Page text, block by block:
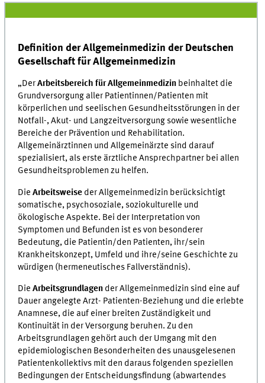
Definition der Allgemeinmedizin der Deutschen
Gesellschaft für Allgemeinmedizin
„DerArbeitsbereich für Allgemeinmedizin beinhaltet die
Grundversorgung aller Patientinnen/Patienten mit
körperlichen und seelischen Gesundheitsstörungen in der
Notfall-, Akut- und Langzeitversorgung sowie wesentliche
Bereiche der Prävention und Rehabilitation.
Allgemeinärztinnen und Allgemeinärzte sind darauf
spezialisiert, als erste ärztliche Ansprechpartner bei allen
Gesundheitsproblemen zu helfen.
DieArbeitsweise der Allgemeinmedizin berücksichtigt
somatische, psychosoziale, soziokulturelle und
ökologische Aspekte. Bei der Interpretation von
Symptomen und Befunden ist es von besonderer
Bedeutung, die Patientin/den Patienten, ihr/sein
Krankheitskonzept, Umfeld und ihre/seine Geschichte zu
würdigen (hermeneutisches Fallverständnis).
DieArbeitsgrundlagen der Allgemeinmedizin sind eine auf
Dauer angelegte Arzt- Patienten-Beziehung und die erlebte
Anamnese, die auf einer breiten Zuständigkeit und
Kontinuität in der Versorgung beruhen. Zu den
Arbeitsgrundlagen gehört auch der Umgang mit den
epidemiologischen Besonderheiten des unausgelesenen
Patientenkollektivs mit den daraus folgenden speziellen
Bedingungen der Entscheidungsfindung (abwartendes